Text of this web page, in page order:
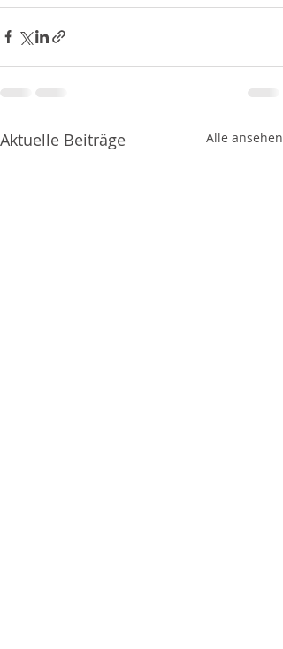
Aktuelle Beiträge Alle ansehen